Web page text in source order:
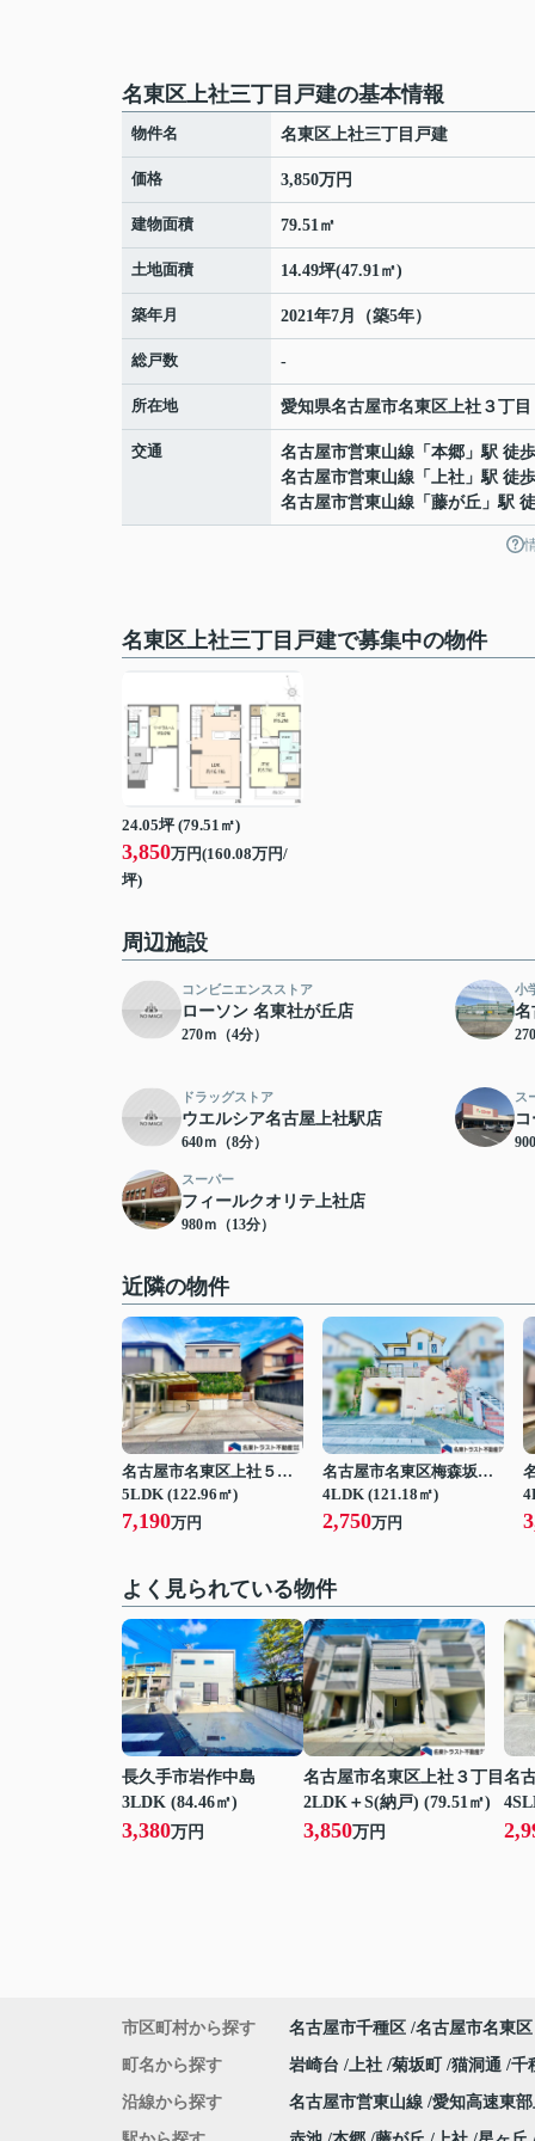
名東区上社三丁目戸建の基本情報
物件名 名東区上社三丁目戸建
価格 3,850万円
建物面積 79.51㎡
土地面積 14.49坪(47.91㎡)
築年月 2021年7月（築5年）
総戸数 -
所在地 愛知県名古屋市名東区上社 ３丁目
交通 名古屋市営東山線 「 本郷 」駅 徒
名古屋市営東山線 「 上社 」駅 徒
名古屋市営東山線 「 藤が丘 」駅
名東区上社三丁目戸建で募集中の物件
24.05坪 (79.51㎡)
3,850万円(160.08万円/
坪)
周辺施設
コンビニエンスストア
ローソン 名東社が丘店
270ｍ（4分）
小
名
ドラッグストア
ウエルシア名古屋上社駅店
640ｍ（8分）
ス
スーパー
フィールクオリテ上社店
980ｍ（13分）
近隣の物件
名古屋市名東区上社５丁目
5LDK (122.96㎡)
7,190万円
名古屋市名東区梅森坂西１丁目
4LDK (121.18㎡)
2,750万円
よく見られている物件
長久手市岩作中島
3LDK (84.46㎡)
3,380万円
名古屋市名東区上社３丁目
2LDK＋S(納戸) (79.51㎡)
3,850万円
名
市区町村から探す 名古屋市千種区 名古屋市名東区
町名から探す 岩崎台 上社 菊坂町 猫洞通 千
沿線から探す 名古屋市営東山線 愛知高速東